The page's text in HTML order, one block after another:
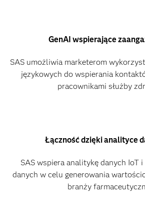
GenAI wspierające
SAS umożliwia marketerom
językowych do wspierania
pracownikami służby
Łączność dzięki analityce
SAS wspiera analitykę danych IoT
danych w celu generowania
branży